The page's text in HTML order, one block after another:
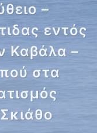
–
εντός
Καβάλα –
στα